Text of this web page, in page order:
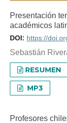
Presentación
académicos
DOI: https://
Sebastián
RESUMEN
MP3
Profesores